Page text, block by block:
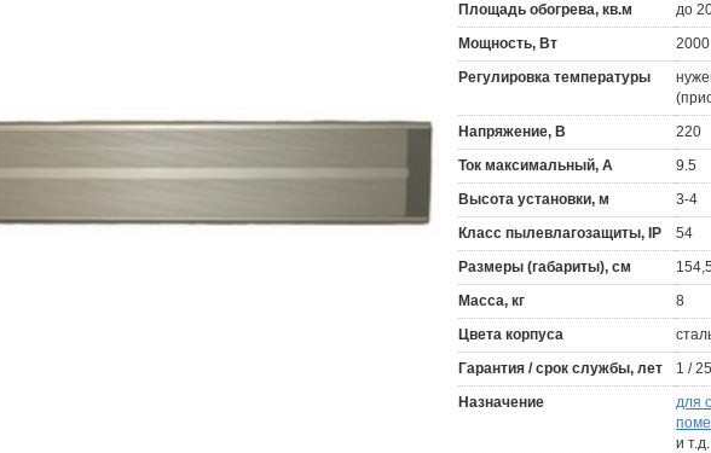
Площадь обогрева, кв.м
до
Мощность, Вт
2000
Регулировка температуры
Напряжение, В
220
Ток максимальный, А
9.5
Высота установки, м
3-4
Класс пылевлагозащиты, IP
54
Размеры (габариты), см
Масса, кг
8
Цвета корпуса
Гарантия / срок службы, лет
1 / 25
Назначение
для
и т.д.